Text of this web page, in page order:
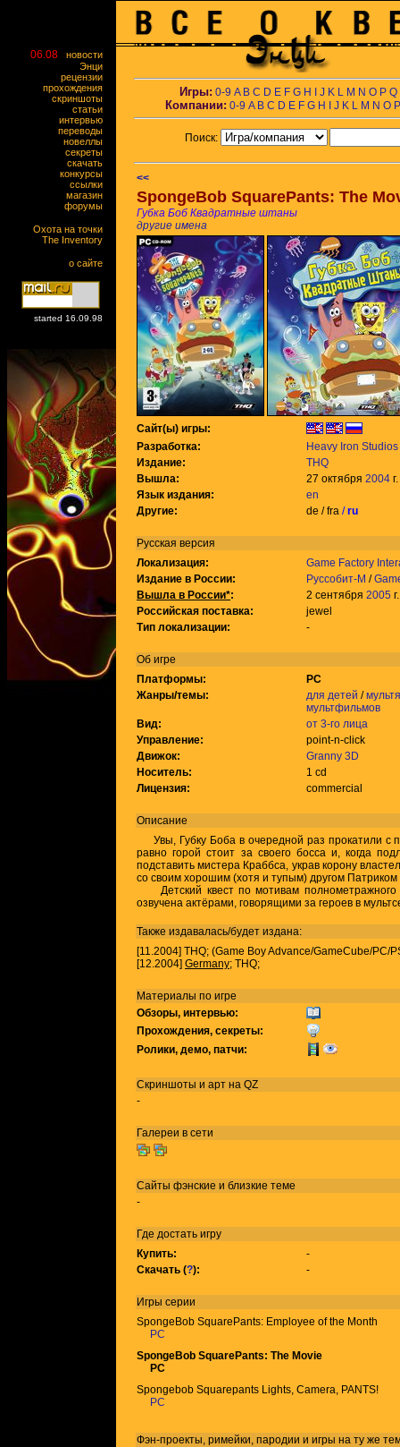
06.08
новости
Энци
рецензии
прохождения
скриншоты
статьи
интервью
переводы
новеллы
секреты
скачать
конкурсы
ссылки
магазин
форумы
Охота на точки
The Inventory
о сайте
started 16.09.98
Игры: 0-9 A B C D E F G H J K L M N O P Q
Компании: 0-9 A B C D E F G H J K L M N O P
Поиск:
<<
SpongeBob SquarePants: The
Губка Боб Квадратные штаны
другие имена
Сайт(ы) игры:
Разработка:
Heavy Iron Studios
Издание:
THQ
Вышла:
27 октября 2004 г.
Язык издания:
en
Другие:
de / fra /ru
Русская версия
Локализация:
Game Factory
Издание в России:
Руссобит-М /
Вышла в России*: 2 сентября 2005 г.
Российская поставка:
jewel
Тип локализации:
-
Об игре
Платформы:
PC
Жанры/темы:
для детей /
мультфильмов
Вид:
от 3-го лица
Управление:
point-n-click
Движок:
Granny 3D
Носитель:
1 cd
Лицензия:
commercial
Описание
Увы, Губку Боба в очередной раз прокатили с
равно горой стоит за своего босса и, когда
подставить мистера Краббса, украв корону
со своим хорошим (хотя и тупым) другом Патриком
Детский квест по мотивам полнометражного
озвучена актёрами, говорящими за героев в
Также издавалась/будет издана:
[11.2004] THQ; (Game Boy Advance/GameCube/PC/
[12.2004] Germany; THQ;
Материалы по игре
Обзоры, интервью:
Прохождения, секреты:
Ролики, демо, патчи:
Скриншоты и арт на QZ
-
Галереи в сети
Сайты фэнские и близкие теме
-
Где достать игру
Купить:
-
Скачать (?): -
Игры серии
SpongeBob SquarePants: Employee of the Month
PC
SpongeBob SquarePants: The Movie
PC
Spongebob Squarepants Lights, Camera, PANTS!
PC
Фэн-проекты, римейки, пародии и игры на ту же